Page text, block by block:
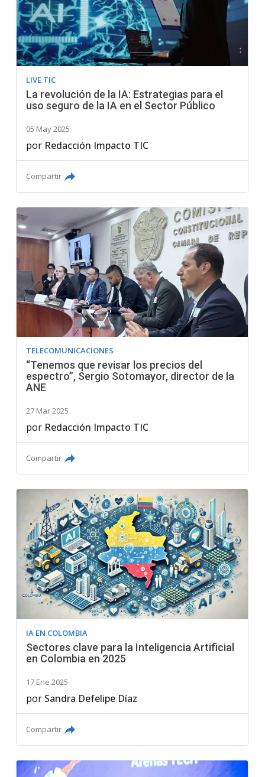
LIVE TIC
La revolución de la IA: Estrategias para el
uso seguro de la IA en el Sector Público
05 May 2025
por Redacción Impacto TIC
Compartir
TELECOMUNICACIONES
“Tenemos que revisar los precios del
espectro”, Sergio Sotomayor, director de la
ANE
27 Mar 2025
por Redacción Impacto TIC
Compartir
IA EN COLOMBIA
Sectores clave para la Inteligencia Artificial
en Colombia en 2025
17 Ene 2025
por Sandra Defelipe Díaz
Compartir